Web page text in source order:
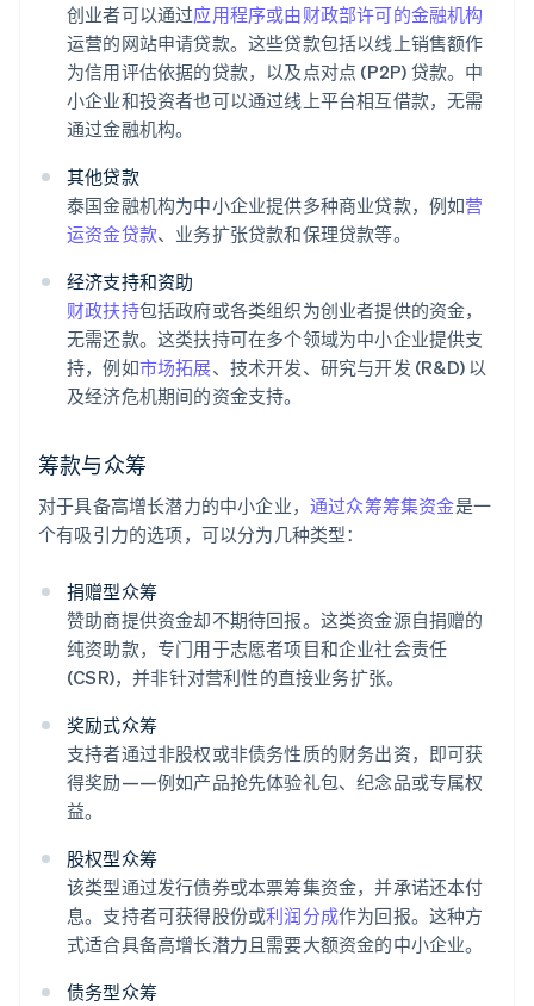
创业者可以通过应用程序或由财政部许可的金融机构
运营的网站申请贷款。这些贷款包括以线上销售额作
为信用评估依据的贷款，以及点对点 (P2P) 贷款。中
小企业和投资者也可以通过线上平台相互借款，无需
通过金融机构。
其他贷款
泰国金融机构为中小企业提供多种商业贷款，例如营
运资金贷款、业务扩张贷款和保理贷款等。
经济支持和资助
财政扶持包括政府或各类组织为创业者提供的资金，
无需还款。这类扶持可在多个领域为中小企业提供支
持，例如市场拓展、技术开发、研究与开发 (R&D) 以
及经济危机期间的资金支持。
筹款与众筹
对于具备高增长潜力的中小企业， 通过众筹筹集资金是一
个有吸引力的选项，可以分为几种类型：
捐赠型众筹
赞助商提供资金却不期待回报。这类资金源自捐赠的
纯资助款，专门用于志愿者项目和企业社会责任
(CSR)，并非针对营利性的直接业务扩张。
奖励式众筹
支持者通过非股权或非债务性质的财务出资，即可获
得奖励——例如产品抢先体验礼包、纪念品或专属权
益。
股权型众筹
该类型通过发行债券或本票筹集资金，并承诺还本付
息。支持者可获得股份或利润分成作为回报。这种方
式适合具备高增长潜力且需要大额资金的中小企业。
债务型众筹